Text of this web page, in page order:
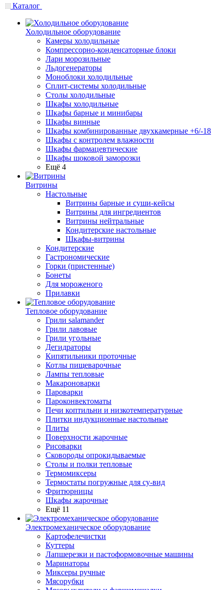
Каталог
Холодильное оборудование
Камеры холодильные
Компрессорно-конденсаторные блоки
Лари морозильные
Льдогенераторы
Моноблоки холодильные
Сплит-системы холодильные
Столы холодильные
Шкафы холодильные
Шкафы барные и минибары
Шкафы винные
Шкафы комбинированные двухкамерные +6/-18
Шкафы с контролем влажности
Шкафы фармацевтические
Шкафы шоковой заморозки
Ещё 4
Витрины
Настольные
Витрины барные и суши-кейсы
Витрины для ингредиентов
Витрины нейтральные
Кондитерские настольные
Шкафы-витрины
Кондитерские
Гастрономические
Горки (пристенные)
Бонеты
Для мороженого
Прилавки
Тепловое оборудование
Грили salamander
Грили лавовые
Грили угольные
Дегидраторы
Кипятильники проточные
Котлы пищеварочные
Лампы тепловые
Макароноварки
Пароварки
Пароконвектоматы
Печи коптильни и низкотемпературные
Плитки индукционные настольные
Плиты
Поверхности жарочные
Рисоварки
Сковороды опрокидываемые
Столы и полки тепловые
Термомиксеры
Термостаты погружные для су-вид
Фритюрницы
Шкафы жарочные
Ещё 11
Электромеханическое оборудование
Картофелечистки
Куттеры
Лапшерезки и пастоформовочные машины
Маринаторы
Миксеры ручные
Мясорубки